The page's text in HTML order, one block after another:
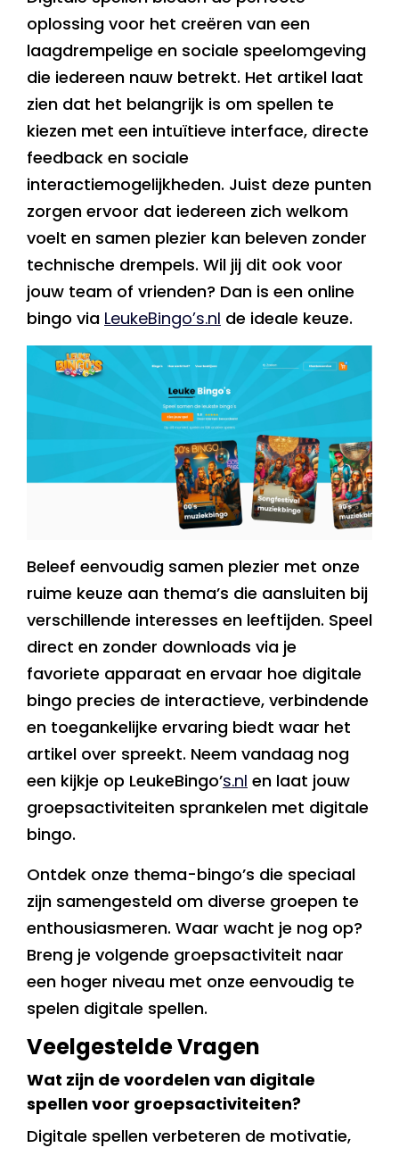
oplossing voor het creëren van een
laagdrempelige en sociale speelomgeving
die iedereen nauw betrekt. Het artikel laat
zien dat het belangrijk is om spellen te
kiezen met een intuïtieve interface, directe
feedback en sociale
interactiemogelijkheden. Juist deze punten
zorgen ervoor dat iedereen zich welkom
voelt en samen plezier kan beleven zonder
technische drempels. Wil jij dit ook voor
jouw team of vrienden? Dan is een online
bingo via LeukeBingo’s.nl de ideale keuze.
Beleef eenvoudig samen plezier met onze
ruime keuze aan thema’s die aansluiten bij
verschillende interesses en leeftijden. Speel
direct en zonder downloads via je
favoriete apparaat en ervaar hoe digitale
bingo precies de interactieve, verbindende
en toegankelijke ervaring biedt waar het
artikel over spreekt. Neem vandaag nog
een kijkje op LeukeBingo’s.nl en laat jouw
groepsactiviteiten sprankelen met digitale
bingo.
Ontdek onze thema-bingo’s die speciaal
zijn samengesteld om diverse groepen te
enthousiasmeren. Waar wacht je nog op?
Breng je volgende groepsactiviteit naar
een hoger niveau met onze eenvoudig te
spelen digitale spellen.
Veelgestelde Vragen
Wat zijn de voordelen van digitale
spellen voor groepsactiviteiten?
Digitale spellen verbeteren de motivatie,